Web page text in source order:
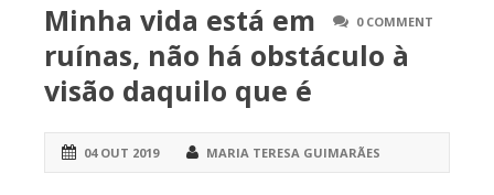
0 COMMENT
Minha vida está em
ruínas, não há obstáculo à
visão daquilo que é
04 OUT 2019 MARIA TERESA GUIMARÃES